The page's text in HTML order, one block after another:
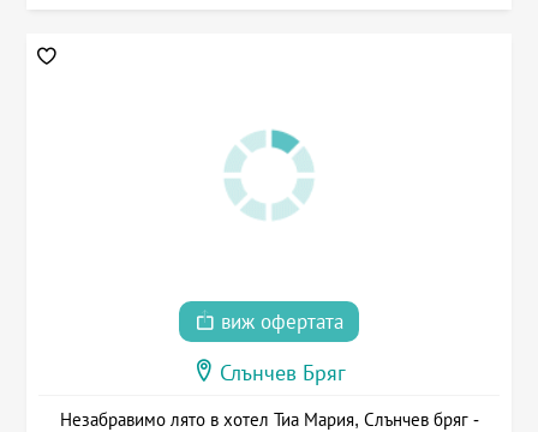
виж офертата
Слънчев Бряг
Незабравимо лято в хотел Тиа Мария, Слънчев бряг -